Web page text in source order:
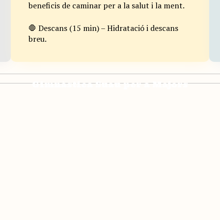
beneficis de caminar per a la salut i la ment.
🛑 Descans (15 min) – Hidratació i descans
breu.
Gimnàstica Suau per a Majors